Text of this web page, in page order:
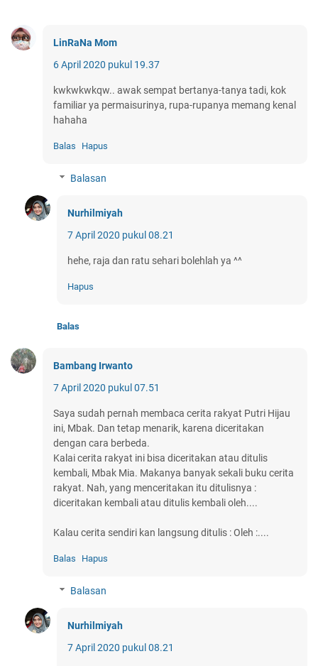
LinRaNa Mom
6 April 2020 pukul 19.37
kwkwkwkqw.. awak sempat bertanya-tanya tadi, kok
familiar ya permaisurinya, rupa-rupanya memang kenal
hahaha
Balas Hapus
Balasan
Nurhilmiyah
7 April 2020 pukul 08.21
hehe, raja dan ratu sehari bolehlah ya ^^
Hapus
Balas
Bambang Irwanto
7 April 2020 pukul 07.51
Saya sudah pernah membaca cerita rakyat Putri Hijau
ini, Mbak. Dan tetap menarik, karena diceritakan
dengan cara berbeda.
Kalai cerita rakyat ini bisa diceritakan atau ditulis
kembali, Mbak Mia. Makanya banyak sekali buku cerita
rakyat. Nah, yang menceritakan itu ditulisnya :
diceritakan kembali atau ditulis kembali oleh....
Kalau cerita sendiri kan langsung ditulis : Oleh :....
Balas Hapus
Balasan
Nurhilmiyah
7 April 2020 pukul 08.21